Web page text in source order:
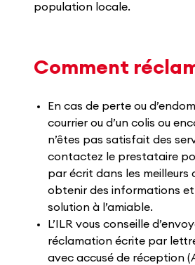
population locale.
Comment
En cas de perte ou
courrier ou d’un colis ou
n’êtes pas satisfait des
contactez le prestataire
par écrit dans les meilleurs
obtenir des informations
solution à l’amiable.
L’ILR vous conseille
réclamation écrite par
avec accusé de réception